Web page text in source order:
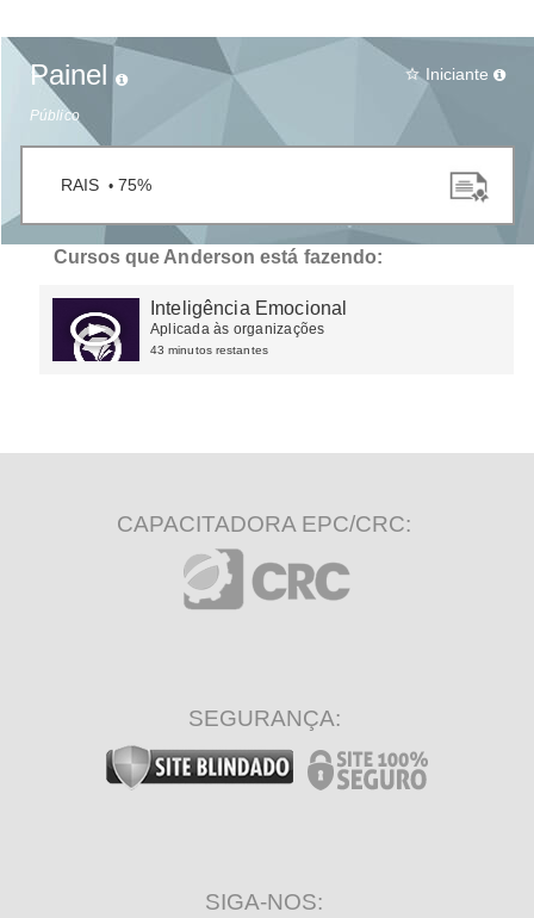
Painel
Público
star_border Iniciante
RAIS • 75%
Cursos que Anderson está fazendo:
Inteligência Emocional
Aplicada às organizações
43 minutos restantes
CAPACITADORA EPC/CRC:
SEGURANÇA:
SIGA-NOS: